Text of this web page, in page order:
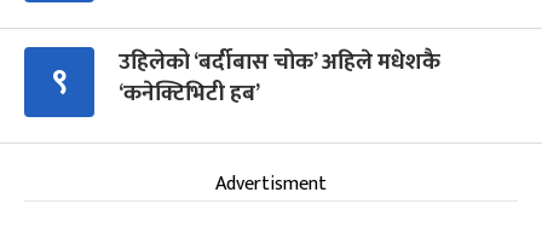
९
उहिलेको ‘बर्दीबास चोक’ अहिले मधेशकै
‘कनेक्टिभिटी हब’
Advertisment